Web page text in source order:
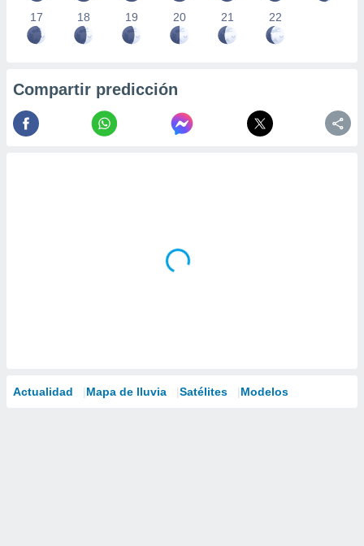
17 18 19 20 21 22
Compartir predicción
Actualidad Mapa de lluvia Satélites Modelos